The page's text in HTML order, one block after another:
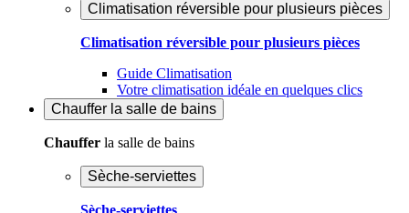
Climatisation réversible pour plusieurs pièces
Climatisation réversible pour plusieurs pièces
Guide Climatisation
Votre climatisation idéale en quelques clics
Chauffer la salle de bains
Chauffer la salle de bains
Sèche-serviettes